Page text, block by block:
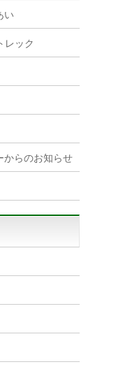
い
レック
からのお知らせ